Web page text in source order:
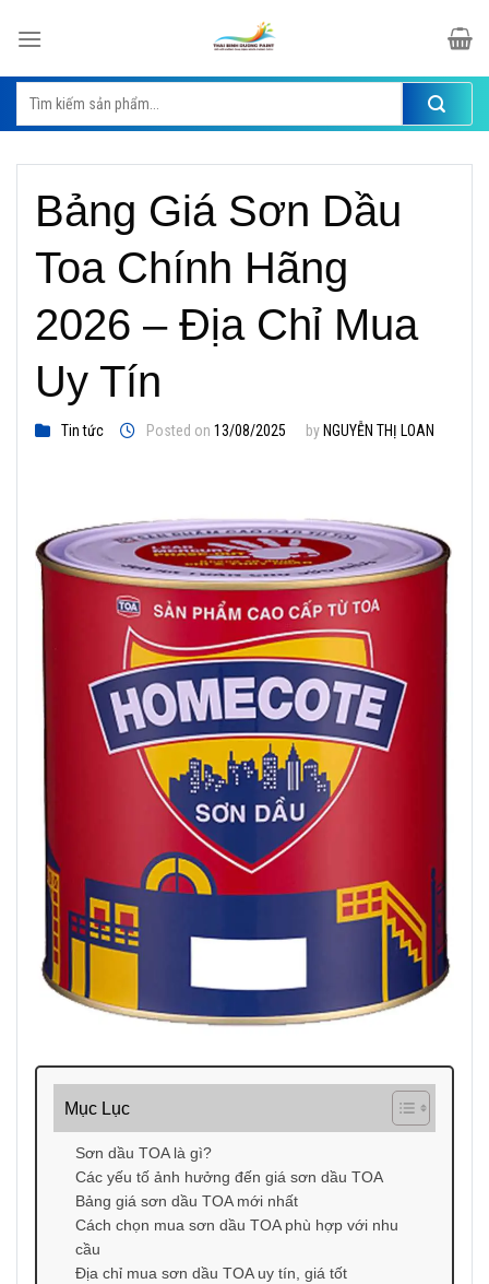
Tìm
kiếm:
Bảng Giá Sơn Dầu
Toa Chính Hãng
2026 – Địa Chỉ Mua
Uy Tín
Tin tức Posted on 13/08/2025 by NGUYỄN THỊ LOAN
Mục Lục
Sơn dầu TOA là gì?
Các yếu tố ảnh hưởng đến giá sơn dầu TOA
Bảng giá sơn dầu TOA mới nhất
Cách chọn mua sơn dầu TOA phù hợp với nhu
cầu
Địa chỉ mua sơn dầu TOA uy tín, giá tốt